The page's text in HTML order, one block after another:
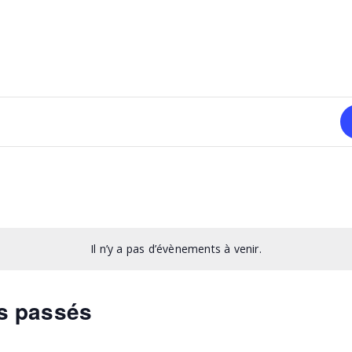
Il n’y a pas d’évènements à venir.
passés